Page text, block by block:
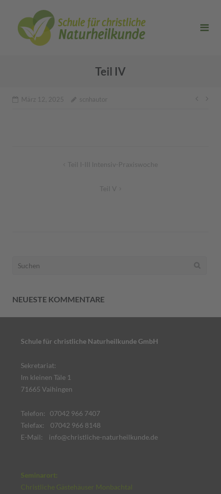
Teil IV
März 12, 2025 scnhautor
BeitragsnavigationTeil I-III Intensiv-Praxiswoche
Teil V
Suchen
NEUESTE KOMMENTARE
Schule für christliche Naturheilkunde GmbH
Sekretariat:
Im kleinen Täle 1
71665 Vaihingen
Telefon: 07042 966 7407
Telefax: 07042 966 8148
E-Mail: info@christliche-naturheilkunde.de
Seminarort:
Christliche Gästehäuser Monbachtal